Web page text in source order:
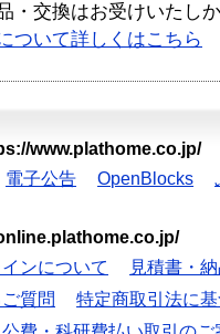
・交換はお受けいたし
ついて詳しくはこちら
www.plathome.co.jp/
電子公告 OpenBlocks
ンについて
見積書・
質問
特定商取引法に